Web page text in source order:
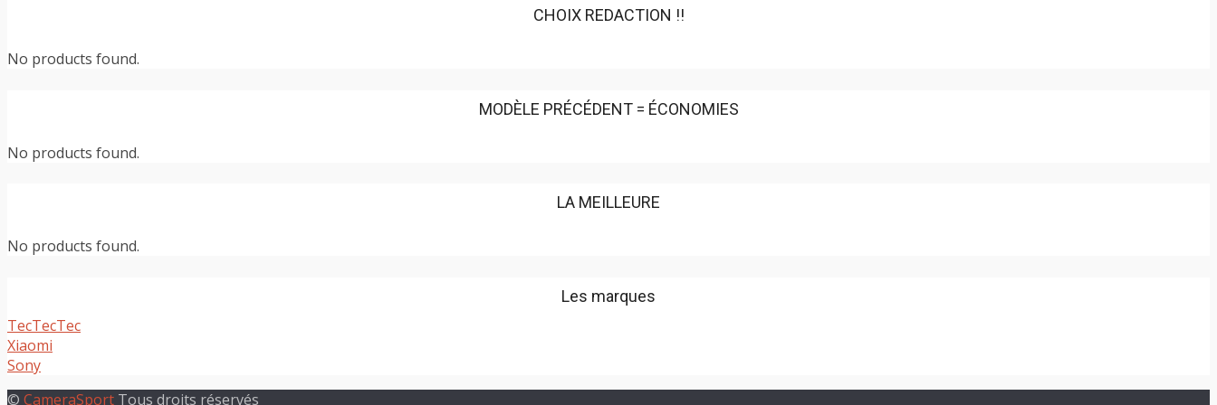
CHOIX REDACTION !!
No products found.
MODÈLE PRÉCÉDENT = ÉCONOMIES
No products found.
LA MEILLEURE
No products found.
Les marques
TecTecTec
Xiaomi
Sony
© CameraSport Tous droits réservés